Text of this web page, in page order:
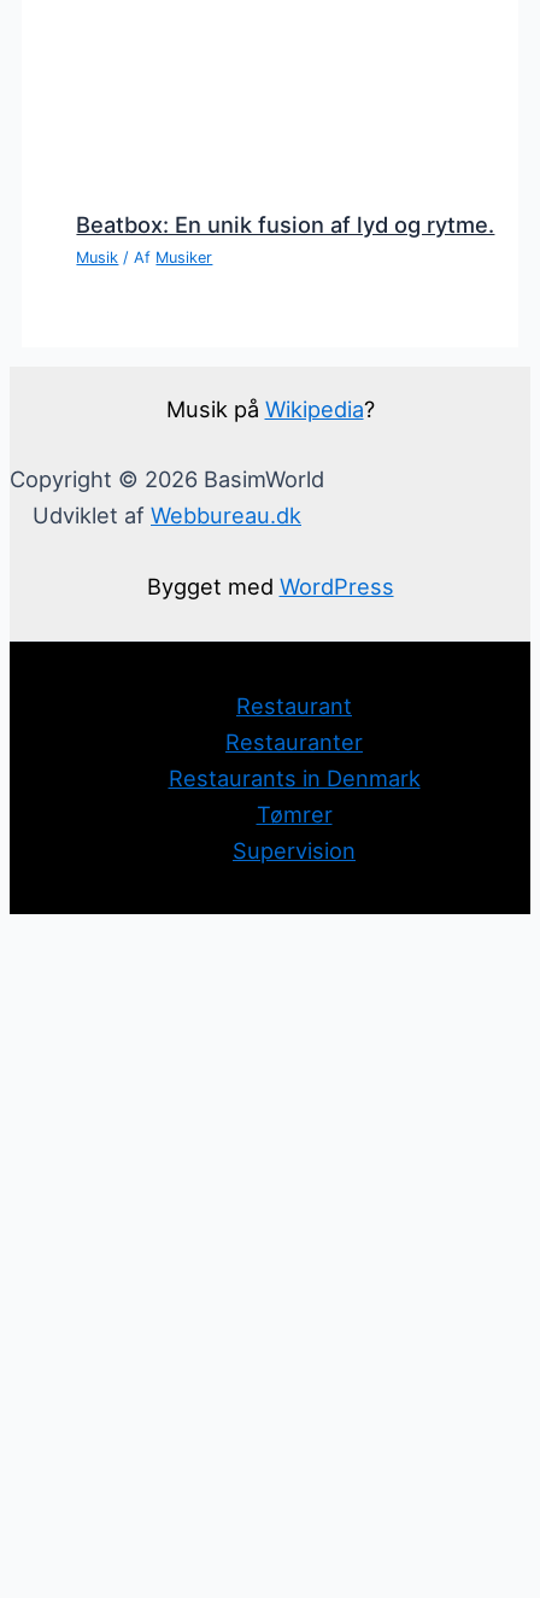
Beatbox: En unik fusion af lyd og rytme.
Musik / Af Musiker
Musik på Wikipedia?
Copyright © 2026 BasimWorld
Udviklet af Webbureau.dk
Bygget med WordPress
Restaurant
Restauranter
Restaurants in Denmark
Tømrer
Supervision